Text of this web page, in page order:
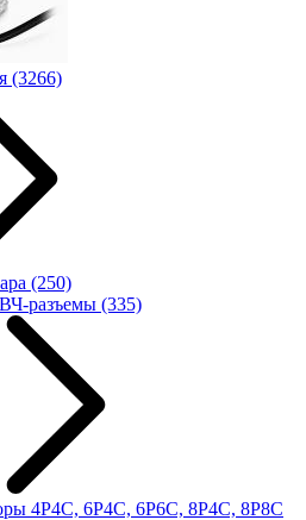
(3266)
(250)
разъемы (335)
4P4C, 6P4C, 6P6C, 8P4C, 8P8C